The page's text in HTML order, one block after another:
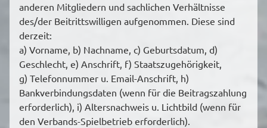
anderen Mitgliedern und sachlichen Verhältnisse
des/der Beitrittswilligen aufgenommen. Diese sind
derzeit:
a) Vorname, b) Nachname, c) Geburtsdatum, d)
Geschlecht, e) Anschrift, f) Staatszugehörigkeit,
g) Telefonnummer u. Email-Anschrift, h)
Bankverbindungsdaten (wenn für die Beitragszahlung
erforderlich), i) Altersnachweis u. Lichtbild (wenn für
den Verbands-Spielbetrieb erforderlich).